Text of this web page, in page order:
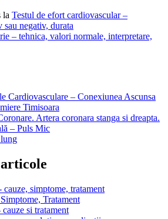
la Testul de efort cardiovascular –
sau negativ, durata
– tehnica, valori normale, interpretare,
Cardiovasculare – Conexiunea Ascunsa
Timisoara
Artera coronara stanga si dreapta.
– Puls Mic
cauze, simptome, tratament
Tratament
si tratament